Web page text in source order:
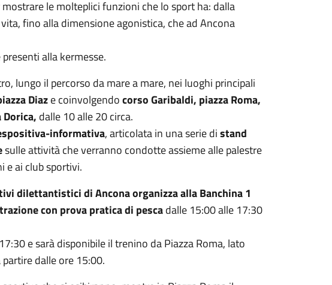
le molteplici funzioni che lo sport ha: dalla
fino alla dimensione agonistica, che ad Ancona
alla kermesse.
lungo il percorso da mare a mare, nei luoghi principali
Diaze coinvolgendocorso Garibaldi, piazza Roma,
dalle 10 alle 20 circa.
informativa, articolata in una serie distand
sulle attività che verranno condotte assieme alle palestre
e ai club sportivi.
dilettantistici di Ancona organizza alla Banchina 1
con prova pratica di pescadalle 15:00 alle 17:30
e sarà disponibile il trenino da Piazza Roma, lato
dalle ore 15:00.